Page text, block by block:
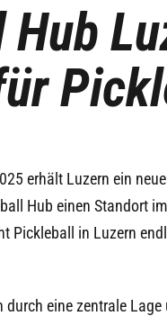
erhält Luzern ein
Hub einen Standort
Pickleball in Luzern
durch eine zentrale